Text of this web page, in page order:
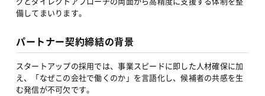
備してまいります。
パートナー契約締結の背景
スタートアップの採用では、事業スピードに即した人材確保に加
え、「なぜこの会社で働くのか」を言語化し、候補者の共感を生
む発信が不可欠です。